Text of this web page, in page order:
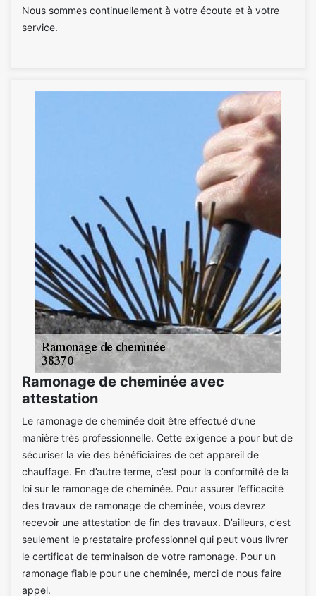
Nous sommes continuellement à votre écoute et à votre
service.
Ramonage de cheminée avec
attestation
Le ramonage de cheminée doit être effectué d’une
manière très professionnelle. Cette exigence a pour but de
sécuriser la vie des bénéficiaires de cet appareil de
chauffage. En d’autre terme, c’est pour la conformité de la
loi sur le ramonage de cheminée. Pour assurer l’efficacité
des travaux de ramonage de cheminée, vous devrez
recevoir une attestation de fin des travaux. D’ailleurs, c’est
seulement le prestataire professionnel qui peut vous livrer
le certificat de terminaison de votre ramonage. Pour un
ramonage fiable pour une cheminée, merci de nous faire
appel.